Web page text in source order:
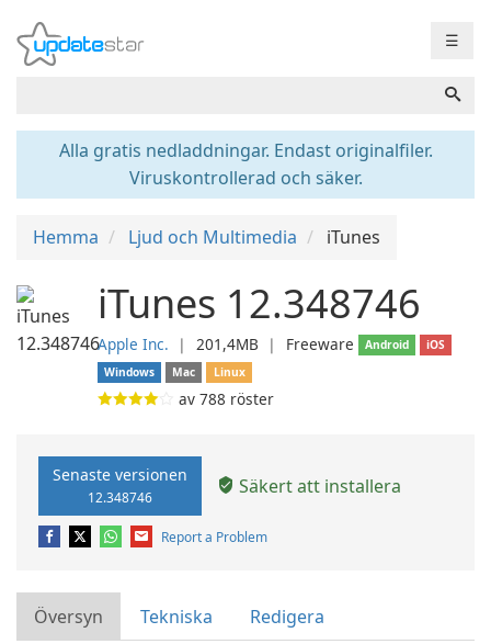
☰
Alla gratis nedladdningar. Endast originalfiler.
Viruskontrollerad och säker.
Hemma Ljud och Multimedia iTunes
iTunes 12.348746
Apple Inc. ❘ 201,4MB ❘ Freeware Android
iOS
Windows
Mac Linux
av 788 röster
Senaste versionen
12.348746 Säkert att installera
Report a Problem
Översyn Tekniska Redigera